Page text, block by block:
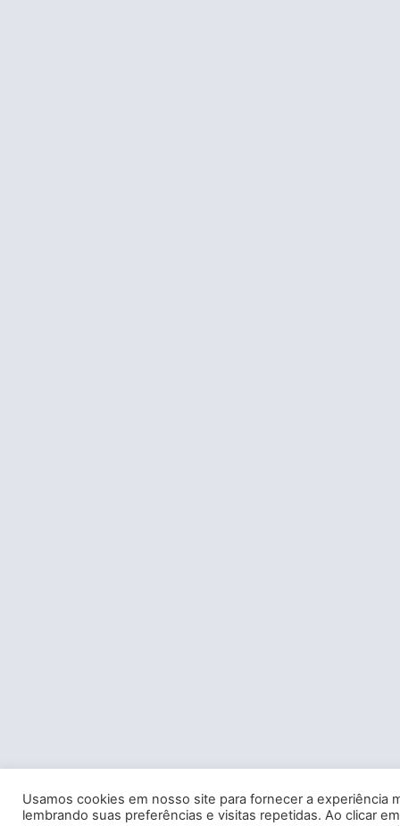
Usamos cookies em nosso site para fornecer a experiência
lembrando suas preferências e visitas repetidas. Ao clicar